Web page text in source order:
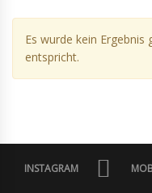
Es wurde kein Ergebnis
entspricht.
INSTAGRAM